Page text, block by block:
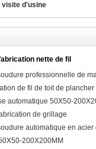
visite d'usine
nette de fil
professionnelle de
de fil de toit de plancher
automatique 50X50-
de grillage
automatique en acier
200X200MM